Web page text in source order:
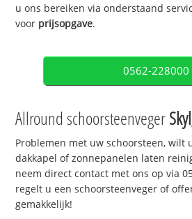
u ons bereiken via onderstaand
voor prijsopgave.
0562-228000
Allround schoorsteenveger
Problemen met uw schoorsteen, wilt
dakkapel of zonnepanelen laten
neem direct contact met ons op via
regelt u een schoorsteenveger of
gemakkelijk!